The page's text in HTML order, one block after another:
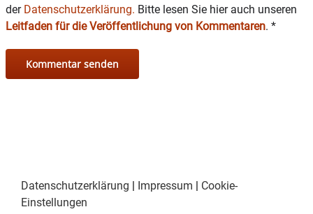
der Datenschutzerklärung. Bitte lesen Sie hier auch unseren
Leitfaden für die Veröffentlichung von Kommentaren. *
Datenschutzerklärung | Impressum | Cookie-
Einstellungen